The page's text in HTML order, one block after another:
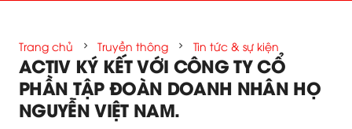
Trang chủ chevron_right Truyền thông chevron_right Tin tức & sự kiện
ACTIV KÝ KẾT VỚI CÔNG TY CỔ
PHẦN TẬP ĐOÀN DOANH NHÂN HỌ
NGUYỄN VIỆT NAM.